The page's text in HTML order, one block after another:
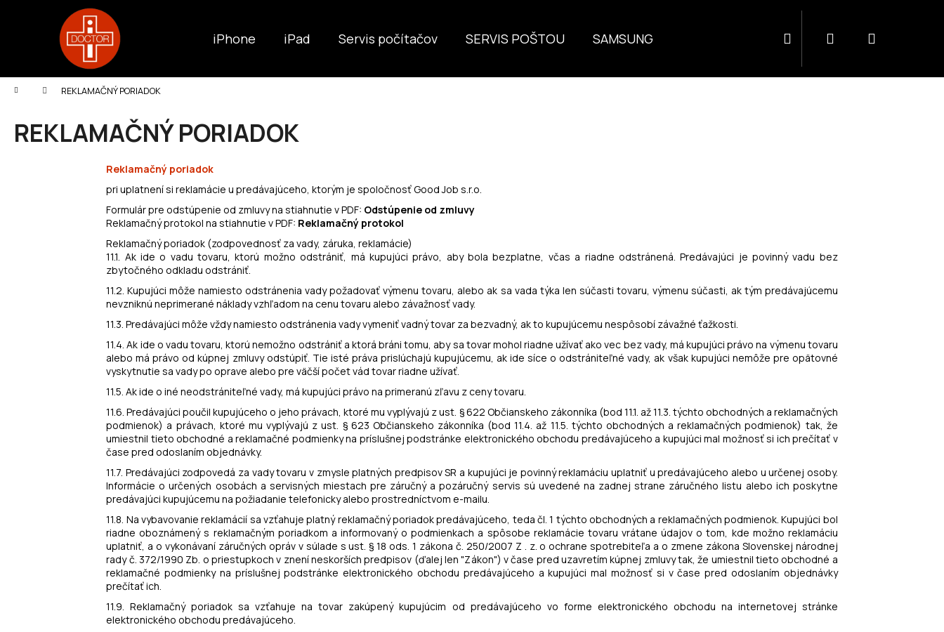
iPhone iPad Servis počítačov SERVIS POŠTOU SAMSUNG HľadaťPrihlásenie
Domov REKLAMAČNÝ PORIADOK
REKLAMAČNÝ PORIADOK
Reklamačný poriadok
pri uplatnení si reklamácie u predávajúceho, ktorým je spoločnosť Good Job s.r.o.
Formulár pre odstúpenie od zmluvy na stiahnutie v PDF: Odstúpenie od zmluvy
Reklamačný protokol na stiahnutie v PDF: Reklamačný protokol
Reklamačný poriadok (zodpovednosť za vady, záruka, reklamácie)
11.1. Ak ide o vadu tovaru, ktorú možno odstrániť, má kupujúci právo, aby bola bezplatne, včas a riadne odstránená. Predávajúci je povinný vadu bez
zbytočného odkladu odstrániť.
11.2. Kupujúci môže namiesto odstránenia vady požadovať výmenu tovaru, alebo ak sa vada týka len súčasti tovaru, výmenu súčasti, ak tým predávajúcemu
nevzniknú neprimerané náklady vzhľadom na cenu tovaru alebo závažnosť vady.
11.3. Predávajúci môže vždy namiesto odstránenia vady vymeniť vadný tovar za bezvadný, ak to kupujúcemu nespôsobí závažné ťažkosti.
11.4. Ak ide o vadu tovaru, ktorú nemožno odstrániť a ktorá bráni tomu, aby sa tovar mohol riadne užívať ako vec bez vady, má kupujúci právo na výmenu tovaru
alebo má právo od kúpnej zmluvy odstúpiť. Tie isté práva prislúchajú kupujúcemu, ak ide síce o odstrániteľné vady, ak však kupujúci nemôže pre opätovné
vyskytnutie sa vady po oprave alebo pre väčší počet vád tovar riadne užívať.
11.5. Ak ide o iné neodstrániteľné vady, má kupujúci právo na primeranú zľavu z ceny tovaru.
11.6. Predávajúci poučil kupujúceho o jeho právach, ktoré mu vyplývajú z ust. § 622 Občianskeho zákonníka (bod 11.1. až 11.3. týchto obchodných a reklamačných
podmienok) a právach, ktoré mu vyplývajú z ust. § 623 Občianskeho zákonníka (bod 11.4. až 11.5. týchto obchodných a reklamačných podmienok) tak, že
umiestnil tieto obchodné a reklamačné podmienky na príslušnej podstránke elektronického obchodu predávajúceho a kupujúci mal možnosť si ich prečítať v
čase pred odoslaním objednávky.
11.7. Predávajúci zodpovedá za vady tovaru v zmysle platných predpisov SR a kupujúci je povinný reklamáciu uplatniť u predávajúceho alebo u určenej osoby.
Informácie o určených osobách a servisných miestach pre záručný a pozáručný servis sú uvedené na zadnej strane záručného listu alebo ich poskytne
predávajúci kupujúcemu na požiadanie telefonicky alebo prostredníctvom e-mailu.
11.8. Na vybavovanie reklamácií sa vzťahuje platný reklamačný poriadok predávajúceho, teda čl. 1 týchto obchodných a reklamačných podmienok. Kupujúci bol
riadne oboznámený s reklamačným poriadkom a informovaný o podmienkach a spôsobe reklamácie tovaru vrátane údajov o tom, kde možno reklamáciu
uplatniť, a o vykonávaní záručných opráv v súlade s ust. § 18 ods. 1 zákona č. 250/2007 Z . z. o ochrane spotrebiteľa a o zmene zákona Slovenskej národnej
rady č. 372/1990 Zb. o priestupkoch v znení neskorších predpisov (ďalej len "Zákon") v čase pred uzavretím kúpnej zmluvy tak, že umiestnil tieto obchodné a
reklamačné podmienky na príslušnej podstránke elektronického obchodu predávajúceho a kupujúci mal možnosť si v čase pred odoslaním objednávky
prečítať ich.
11.9. Reklamačný poriadok sa vzťahuje na tovar zakúpený kupujúcim od predávajúceho vo forme elektronického obchodu na internetovej stránke
elektronického obchodu predávajúceho.
k
Späť
obchodu
Späť
obchodu
Čo potrebujete nájsť?